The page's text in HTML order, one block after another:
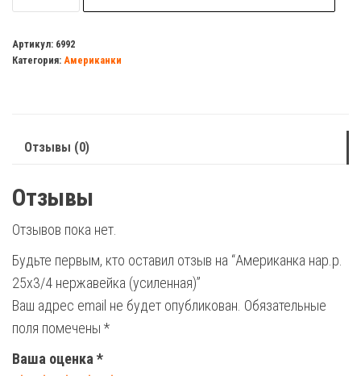
нар.р.
25х3/4
Артикул: 6992
Категория: Американки
Отзывы (0)
Отзывы
Отзывов пока нет.
Будьте первым, кто оставил отзыв на “Американка нар.р.
25х3/4 нержавейка (усиленная)”
Ваш адрес email не будет опубликован. Обязательные
поля помечены *
Ваша оценка *